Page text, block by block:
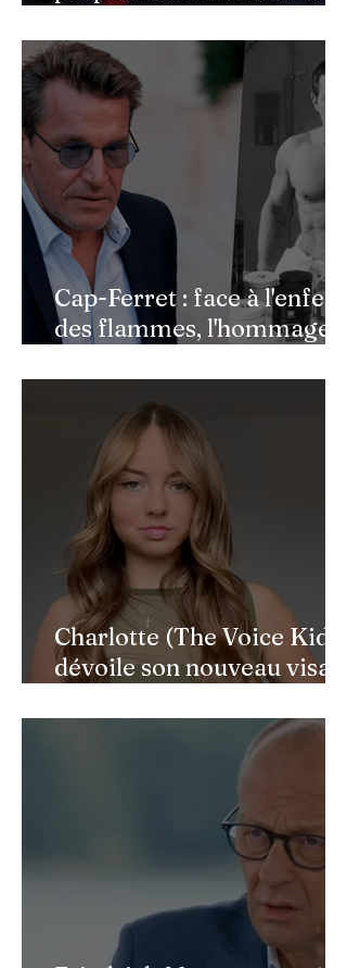
Cap-Ferret : face à l'enfer
des flammes, l'hommage
héros de l'ombre
Charlotte (The Voice Kids)
dévoile son nouveau visage
faciale : une renaissance
bouleversante pour ses 16